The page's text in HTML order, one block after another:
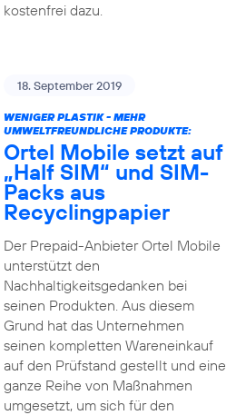
kostenfrei dazu.
18. September 2019
WENIGER PLASTIK - MEHR
UMWELTFREUNDLICHE PRODUKTE:
Ortel Mobile setzt auf
„Half SIM“ und SIM-
Packs aus
Recyclingpapier
Der Prepaid-Anbieter Ortel Mobile
unterstützt den
Nachhaltigkeitsgedanken bei
seinen Produkten. Aus diesem
Grund hat das Unternehmen
seinen kompletten Wareneinkauf
auf den Prüfstand gestellt und eine
ganze Reihe von Maßnahmen
umgesetzt, um sich für den